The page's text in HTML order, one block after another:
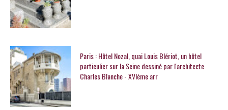
Paris : Hôtel Nozal, quai Louis Blériot, un hôtel
particulier sur la Seine dessiné par l'architecte
Charles Blanche - XVIème arr